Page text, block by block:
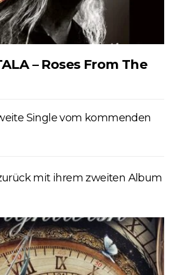
– Roses From The
Single vom kommenden
mit ihrem zweiten Album